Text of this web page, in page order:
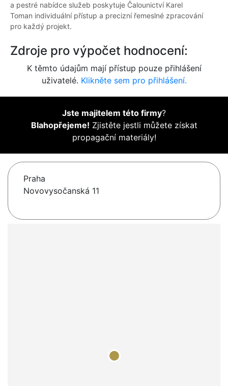
a pestré nabídce služeb poskytuje Čalounictví Karel
Toman individuální přístup a precizní řemeslné zpracování
pro každý projekt.
Zdroje pro výpočet hodnocení:
K těmto údajům mají přístup pouze přihlášení
uživatelé. Klikněte sem pro přihlášení.
Jste majitelem této firmy?
Blahopřejeme! Zjistěte jestli můžete získat
propagační materiály!
Praha
Novovysočanská 11